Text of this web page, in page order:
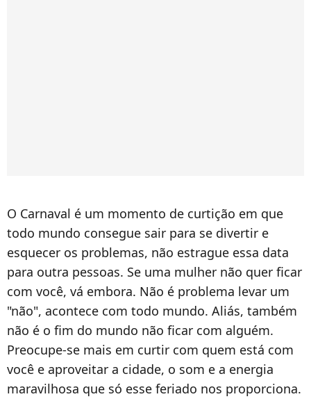
O Carnaval é um momento de curtição em que
todo mundo consegue sair para se divertir e
esquecer os problemas, não estrague essa data
para outra pessoas. Se uma mulher não quer ficar
com você, vá embora. Não é problema levar um
"não", acontece com todo mundo. Aliás, também
não é o fim do mundo não ficar com alguém.
Preocupe-se mais em curtir com quem está com
você e aproveitar a cidade, o som e a energia
maravilhosa que só esse feriado nos proporciona.